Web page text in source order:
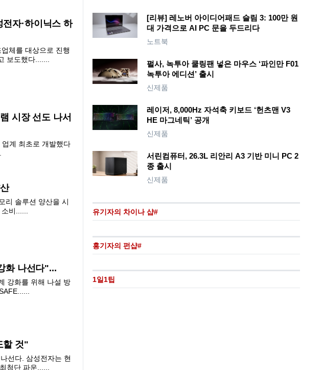
전자·하이닉스 하
체를 대상으로 진행
보도했다.......
시장 선도 나서
계 최초로 개발했다
리 솔루션 양산을 시
비......
화 나선다"...
강화를 위해 나설 방
할 것"
선다. 삼성전자는 현
첨단 파운......
[리뷰] 레노버 아이디어패드 슬림 3: 100만 원
대 가격으로 AI PC 문을 두드리다
노트북
펄사, 녹투아 쿨링팬 넣은 마우스 ‘파인만 F01
녹투아 에디션’ 출시
신제품
레이저, 8,000Hz 자석축 키보드 ‘헌츠맨 V3
HE 마그네틱’ 공개
신제품
서린컴퓨터, 26.3L 리안리 A3 기반 미니 PC 2
종 출시
신제품
유기자의 차이나 샵#
홍기자의 펀샵#
1일1팁